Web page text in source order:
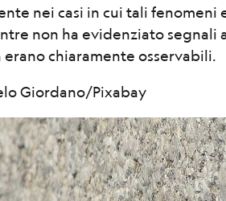
nei casi in cui tali
non ha evidenziato segnali
chiaramente osservabili.
Giordano/Pixabay